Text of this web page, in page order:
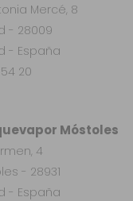
Móstoles
4
- 28931
- España
Mercé, 8
- 28009
- España
54 20